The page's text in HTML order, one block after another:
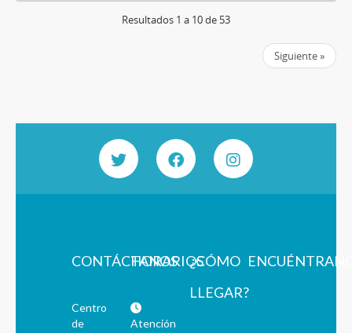
Resultados 1 a 10 de 53
Siguiente »
CONTÁCTANOS
Centro
de
HORARIOS
Atención
¿CÓMO
LLEGAR?